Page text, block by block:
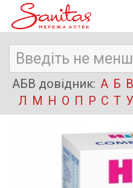
АБВ довідник: А Б В
Л М Н О П Р С Т У